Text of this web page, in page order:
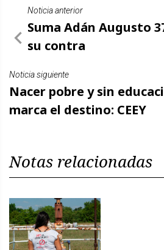
Noticia anterior
Suma Adán Augusto
su contra
Noticia siguiente
Nacer pobre y sin
marca el destino: CEEY
Notas relacionadas